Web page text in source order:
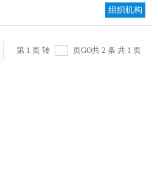
组织机构
第 1 页 转 页GO共 2 条 共 1 页